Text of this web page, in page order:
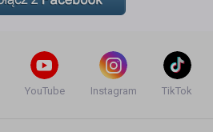
YouTube Instagram TikTok